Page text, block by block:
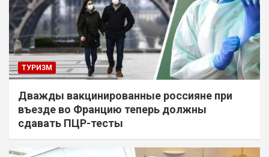
ТУРИЗМ
Дважды вакцинированные россияне при
въезде во Францию теперь должны
сдавать ПЦР-тесты